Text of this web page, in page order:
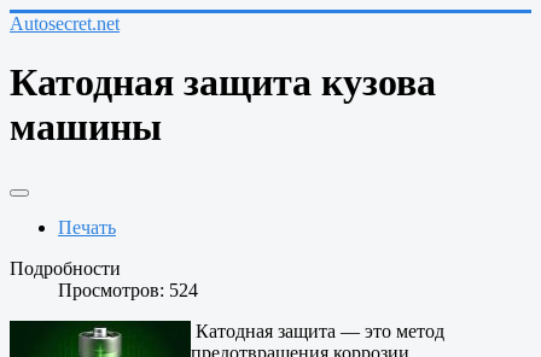
Autosecret.net
Катодная защита кузова
машины
Печать
Подробности
Просмотров: 524
Катодная защита — это метод
предотвращения коррозии